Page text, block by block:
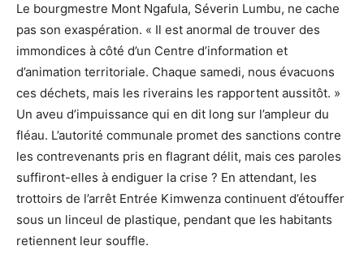
Le bourgmestre Mont Ngafula, Séverin Lumbu, ne cache
pas son exaspération. « Il est anormal de trouver des
immondices à côté d’un Centre d’information et
d’animation territoriale. Chaque samedi, nous évacuons
ces déchets, mais les riverains les rapportent aussitôt. »
Un aveu d’impuissance qui en dit long sur l’ampleur du
fléau. L’autorité communale promet des sanctions contre
les contrevenants pris en flagrant délit, mais ces paroles
suffiront-elles à endiguer la crise ? En attendant, les
trottoirs de l’arrêt Entrée Kimwenza continuent d’étouffer
sous un linceul de plastique, pendant que les habitants
retiennent leur souffle.